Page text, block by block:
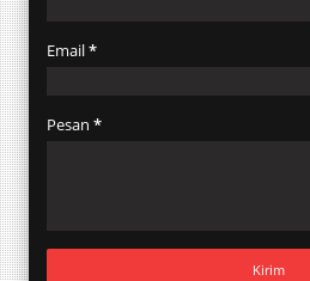
Email*
Pesan *